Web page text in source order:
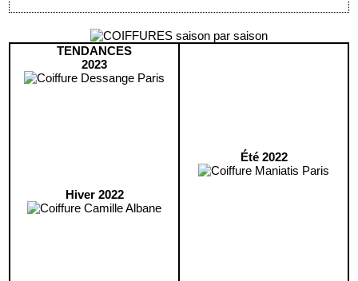
TENDANCES
2023
Hiver 2022
Été 2022